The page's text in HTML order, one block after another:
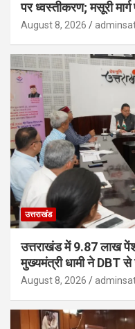
पर ध्वस्तीकरण; मसूरी मार्ग
August 8, 2026
उत्तराखंड
उत्तराखंड में 9.87 लाख
मुख्यमंत्री धामी ने DBT से
August 8, 2026